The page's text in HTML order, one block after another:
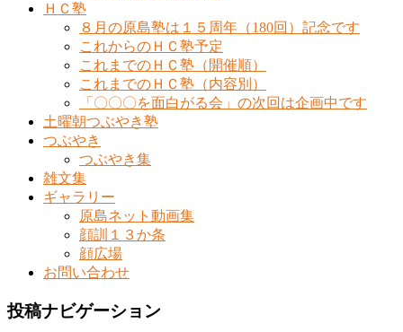
ＨＣ塾
８月の原島塾は１５周年（180回）記念です
これからのＨＣ塾予定
これまでのＨＣ塾（開催順）
これまでのＨＣ塾（内容別）
「〇〇〇を面白がる会」の次回は企画中です
土曜朝つぶやき塾
つぶやき
つぶやき集
雑文集
ギャラリー
原島ネット動画集
顔訓１３か条
顔広場
お問い合わせ
投稿ナビゲーション